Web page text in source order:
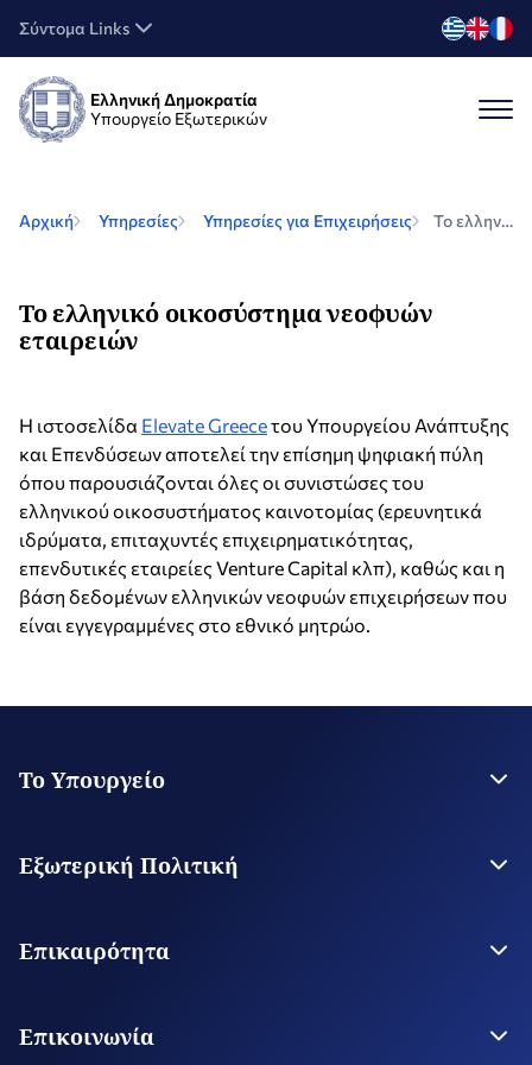
Σύντομα Links
Ελληνική Δημοκρατία
Υπουργείο Εξωτερικών
Αρχική Υπηρεσίες Υπηρεσίες για Επιχειρήσεις Το ελληνικό οικοσύστημα νεοφυών εταιρειών
Το ελληνικό οικοσύστημα νεοφυών
εταιρειών
Η ιστοσελίδα Elevate Greeceτου Υπουργείου Ανάπτυξης
και Επενδύσεων αποτελεί την επίσημη ψηφιακή πύλη
όπου παρουσιάζονται όλες οι συνιστώσες του
ελληνικού οικοσυστήματος καινοτομίας (ερευνητικά
ιδρύματα, επιταχυντές επιχειρηματικότητας,
επενδυτικές εταιρείες Venture Capital κλπ), καθώς και η
βάση δεδομένων ελληνικών νεοφυών επιχειρήσεων που
είναι εγγεγραμμένες στο εθνικό μητρώο.
Το Υπουργείο
Στρατηγικό Σχέδιο
Εποπτευόμενοι Οργανισμοί
Οργανισμός ΥΠΕΞ
Εξωτερική Πολιτική
Ειδικά Θέματα Εξωτερικής Πολιτικής
Περιφερειακή Πολιτική
Εθνικό Συμβούλιο Εξωτερικής Πολιτικής
Επικαιρότητα
Πρώτο Θέμα
Δράσεις Οικονομικής Διπλωματίας
Επικοινωνία